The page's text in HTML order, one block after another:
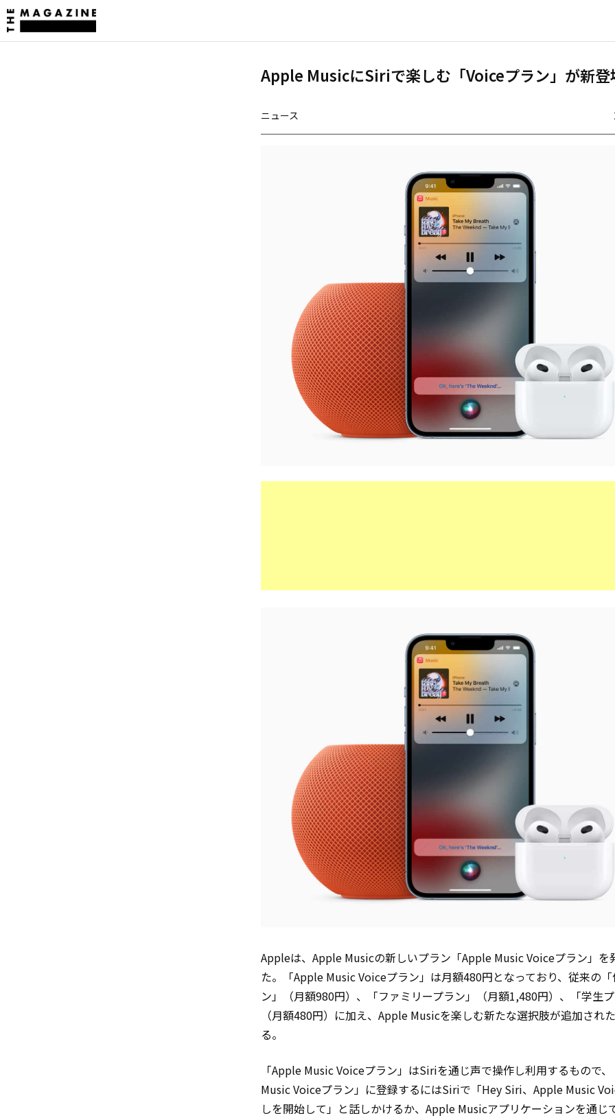
Apple MusicにSiriで楽しむ「Voiceプラン」が新登
ニュース
Appleは、Apple Musicの新しいプラン「Apple Music Voiceプラン」を
た。「Apple Music Voiceプラン」は月額480円となっており、従来の「
ン」（月額980円）、「ファミリープラン」（月額1,480円）、「学生プ
（月額480円）に加え、Apple Musicを楽しむ新たな選択肢が追加され
る。
「Apple Music Voiceプラン」はSiriを通じ声で操作し利用するもので
Music Voiceプラン」に登録するにはSiriで「Hey Siri、Apple Music
しを開始して」と話しかけるか、Apple Musicアプリケーションを通じ